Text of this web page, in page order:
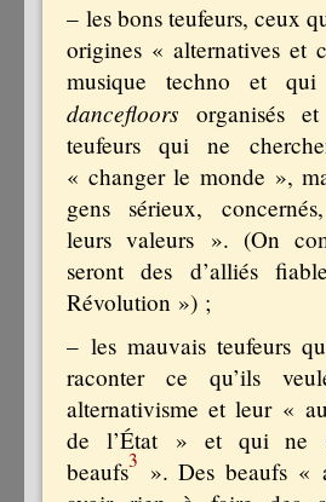
– les bons teufeurs, ceux
origines « alternatives et
musique techno et
dancefloors organisés
teufeurs qui ne
« changer le monde »,
gens sérieux,
leurs valeurs ». (On
seront des d’alliés
Révolution ») ;
– les mauvais teufeurs
raconter ce qu’ils
alternativisme et leur «
de l’État » et qui ne
beaufs3 ». Des beaufs «